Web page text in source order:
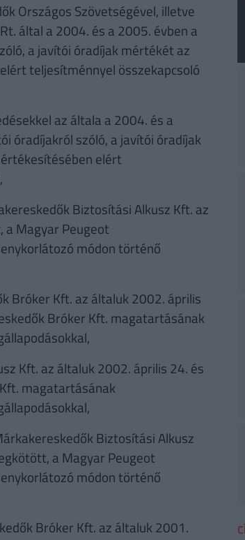
Országos Szövetségével, illetve
által a 2004. és a 2005. évben a
a javítói óradíjak mértékét az
teljesítménnyel összekapcsoló
az általa a 2004. és a
óradíjakról szóló, a javítói óradíjak
elért
Biztosítási Alkusz Kft. az
Magyar Peugeot
módon történő
Bróker Kft. az általuk 2002. április
Bróker Kft. magatartásának
Kft. az általuk 2002. április 24. és
magatartásának
Biztosítási Alkusz
a Magyar Peugeot
módon történő
Bróker Kft. az általuk 2001.